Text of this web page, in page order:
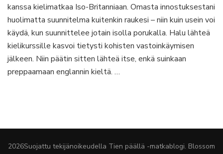
kanssa kielimatkaa Iso-Britanniaan. Omasta innostuksestani
huolimatta suunnitelma kuitenkin raukesi – niin kuin usein voi
käydä, kun suunnittelee jotain isolla porukalla. Halu lähteä
kielikurssille kasvoi tietysti kohisten vastoinkäymisen
jälkeen. Niin päätin sitten lähteä itse, enkä suinkaan
preppaamaan englannin kieltä. …
2026Suojattu tekijänoikeudella Tien päällä -matkablogi. Blossom